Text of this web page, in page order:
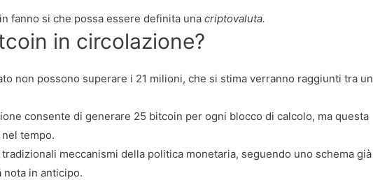
fanno si che possa essere definita una criptovaluta.
in circolazione?
non possono superare i 21 milioni, che si stima verranno raggiunti tra un
consente di generare 25 bitcoin per ogni blocco di calcolo, ma questa
tempo.
meccanismi della politica monetaria, seguendo uno schema già
nota in anticipo.